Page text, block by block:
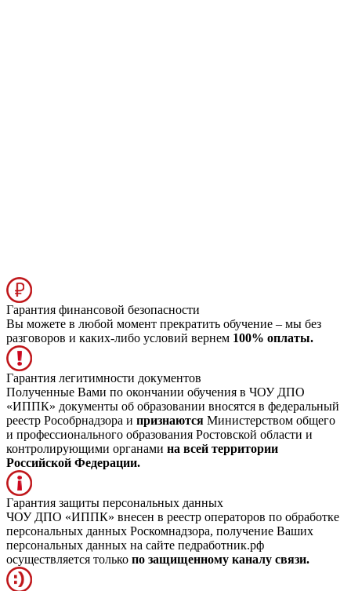
Гарантия финансовой безопасности
Вы можете в любой момент прекратить обучение – мы без
разговоров и каких-либо условий вернем 100% оплаты.
Гарантия легитимности документов
Полученные Вами по окончании обучения в ЧОУ ДПО
«ИППК» документы об образовании вносятся в федеральный
реестр Рособрнадзора и признаются Министерством общего
и профессионального образования Ростовской области и
контролирующими органами на всей территории
Российской Федерации.
Гарантия защиты персональных данных
ЧОУ ДПО «ИППК» внесен в реестр операторов по обработке
персональных данных Роскомнадзора, получение Ваших
персональных данных на сайте педработник.рф
осуществляется только по защищенному каналу связи.